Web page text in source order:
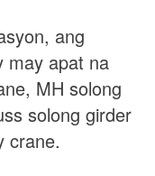
ang
may apat na
MH solong
solong girder
crane.